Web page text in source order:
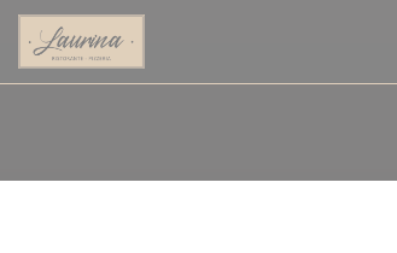
Personalización de sus opciones de cookies